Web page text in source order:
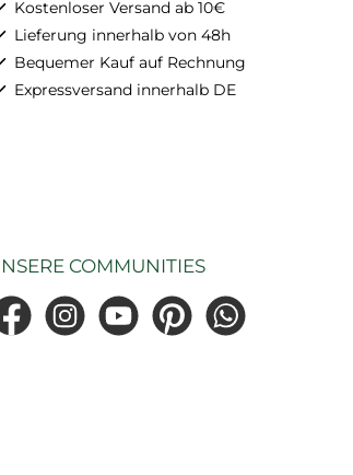
Kostenloser Versand ab 10€
Lieferung innerhalb von 48h
Bequemer Kauf auf Rechnung
Expressversand innerhalb DE
COMMUNITIES
InstagramYouTubePinterestWhatsApp